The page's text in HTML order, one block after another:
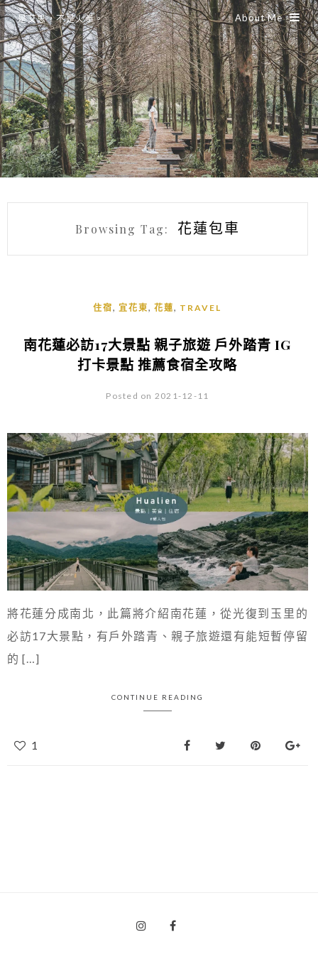
是艾思，不是火拳。 About Me
Browsing Tag: 花蓮包車
住宿, 宜花東,花蓮, TRAVEL
南花蓮必訪17大景點 親子旅遊 戶外踏青 IG
打卡景點 推薦食宿全攻略
Posted on 2021-12-11
將花蓮分成南北，此篇將介紹南花蓮，從光復到玉里的
必訪17大景點，有戶外踏青、親子旅遊還有能短暫停留
的 […]
CONTINUE READING
1